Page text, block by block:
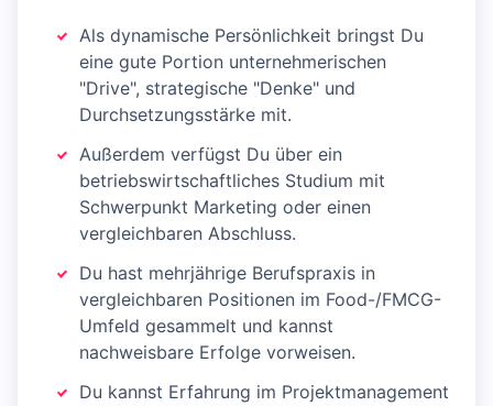
Als dynamische Persönlichkeit bringst Du
eine gute Portion unternehmerischen
"Drive", strategische "Denke" und
Durchsetzungsstärke mit.
Außerdem verfügst Du über ein
betriebswirtschaftliches Studium mit
Schwerpunkt Marketing oder einen
vergleichbaren Abschluss.
Du hast mehrjährige Berufspraxis in
vergleichbaren Positionen im Food-/FMCG-
Umfeld gesammelt und kannst
nachweisbare Erfolge vorweisen.
Du kannst Erfahrung im Projektmanagement